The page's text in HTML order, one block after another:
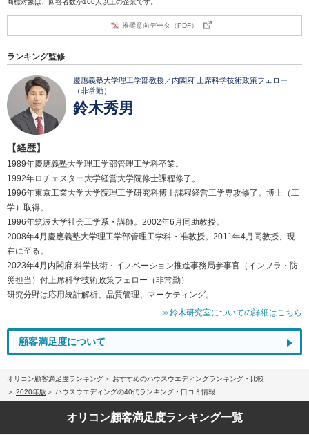
商標対象は、回答者数が100人以上の企業です。
推奨意向データ（PDF）
ランキング監修
慶應義塾大学理工学部教授／内閣府 上席科学技術政策フェロー
（非常勤）
鈴木秀男
【経歴】
1989年慶應義塾大学理工学部管理工学科卒業。
1992年ロチェスター大学経営大学院修士課程修了。
1996年東京工業大学大学院理工学研究科博士課程経営工学専攻修了。博士（工
学）取得。
1996年筑波大学社会工学系・講師。2002年6月同助教授。
2008年4月慶應義塾大学理工学部管理工学科・准教授。2011年4月同教授、現
在に至る。
2023年4月内閣府 科学技術・イノベーション推進事務局参事官（インフラ・防
災担当）付上席科学技術政策フェロー（非常勤）
研究分野は応用統計解析、品質管理、マーケティング。
≫鈴木研究室についての詳細はこちら
顧客満足度について
オリコン顧客満足度ランキング
おすすめのハウスウエディングランキング・比較
2020年版
ハウスウエディングの40代ランキング・口コミ情報
オリコン顧客満足度ランキング一覧